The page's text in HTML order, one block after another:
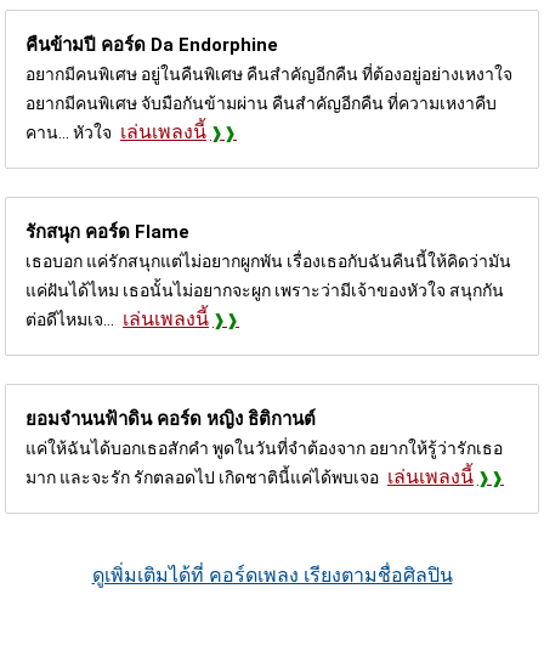
คืนข้ามปี คอร์ด Da Endorphine
อยากมีคนพิเศษ อยู่ในคืนพิเศษ คืนสำคัญอีกคืน ที่ต้องอยู่อย่างเหงาใจ
อยากมีคนพิเศษ จับมือกันข้ามผ่าน คืนสำคัญอีกคืน ที่ความเหงาคืบ
คาน... หัวใจ เล่นเพลงนี้
รักสนุก คอร์ด Flame
เธอบอก แค่รักสนุกแต่ไม่อยากผูกพัน เรื่องเธอกับฉันคืนนี้ให้คิดว่ามัน
แค่ฝันได้ไหม เธอนั้นไม่อยากจะผูก เพราะว่ามีเจ้าของหัวใจ สนุกกัน
ต่อดีไหมเจ...
เล่นเพลงนี้
ยอมจำนนฟ้าดิน คอร์ด หญิง ธิติกานต์
แค่ให้ฉันได้บอกเธอสักคำ พูดในวันที่จำต้องจาก อยากให้รู้ว่ารักเธอ
มาก และจะรัก รักตลอดไป เกิดชาตินี้แค่ได้พบเจอ เล่นเพลงนี้
ดูเพิ่มเติมได้ที่ คอร์ดเพลง เรียงตามชื่อศิลปิน